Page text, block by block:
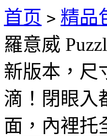
首页 > 精品
羅意威
新版本，尺
滴！閉眼入
面，內裡托